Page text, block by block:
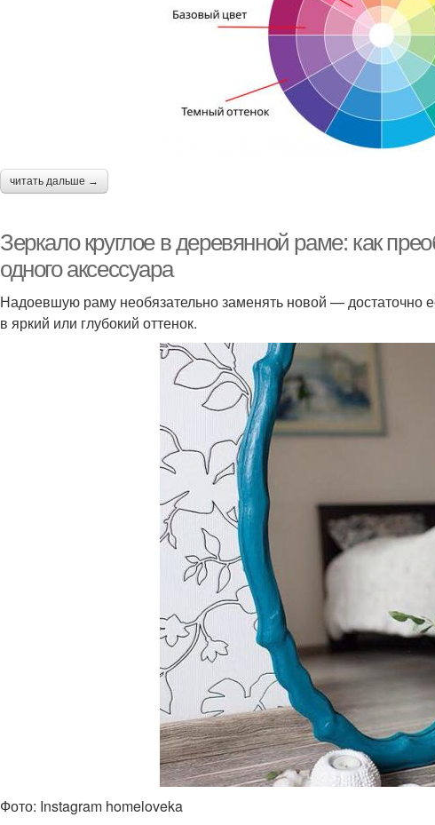
читать дальше →
Зеркало круглое в деревянной раме: как
одного аксессуара
Надоевшую раму необязательно заменять новой — достаточно
в яркий или глубокий оттенок.
Фото: Instagram homeloveka